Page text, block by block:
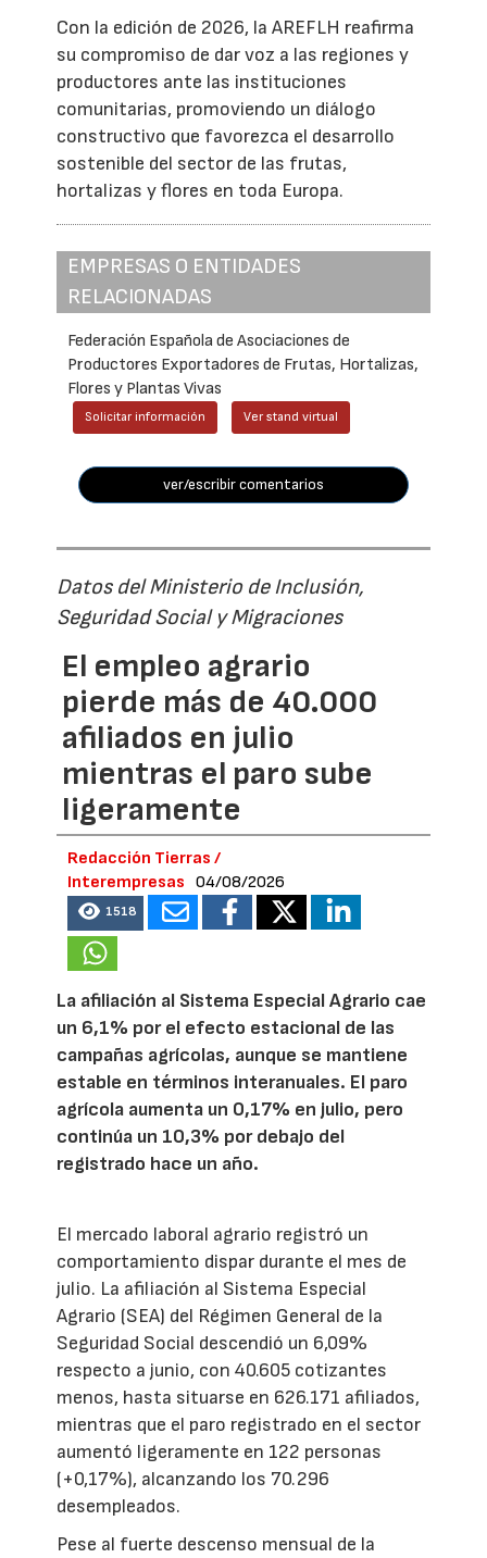
Con la edición de 2026, la AREFLH reafirma
su compromiso de dar voz a las regiones y
productores ante las instituciones
comunitarias, promoviendo un diálogo
constructivo que favorezca el desarrollo
sostenible del sector de las frutas,
hortalizas y flores en toda Europa.
EMPRESAS O ENTIDADES
RELACIONADAS
Federación Española de Asociaciones de
Productores Exportadores de Frutas, Hortalizas,
Flores y Plantas Vivas
Solicitar información Ver stand virtual
ver/escribir comentarios
Datos del Ministerio de Inclusión,
Seguridad Social y Migraciones
El empleo agrario
pierde más de 40.000
afiliados en julio
mientras el paro sube
ligeramente
Redacción Tierras /
Interempresas
04/08/2026
1518
La afiliación al Sistema Especial Agrario cae
un 6,1% por el efecto estacional de las
campañas agrícolas, aunque se mantiene
estable en términos interanuales. El paro
agrícola aumenta un 0,17% en julio, pero
continúa un 10,3% por debajo del
registrado hace un año.
El mercado laboral agrario registró un
comportamiento dispar durante el mes de
julio. La afiliación al Sistema Especial
Agrario (SEA) del Régimen General de la
Seguridad Social descendió un 6,09%
respecto a junio, con 40.605 cotizantes
menos, hasta situarse en 626.171 afiliados,
mientras que el paro registrado en el sector
aumentó ligeramente en 122 personas
(+0,17%), alcanzando los 70.296
desempleados.
Pese al fuerte descenso mensual de la